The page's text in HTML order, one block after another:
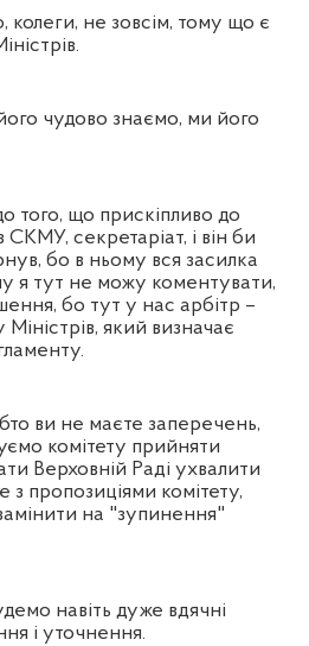
не зовсім, тому що є
чудово знаємо, ми його
того, що прискіпливо до
СКМУ, секретаріат, і він би
бо в ньому вся засилка
я тут не можу коментувати,
бо тут у нас арбітр –
який визначає
ви не маєте заперечень,
комітету прийняти
Верховній Раді ухвалити
з пропозиціями комітету,
на "зупинення"
навіть дуже вдячні
і уточнення.